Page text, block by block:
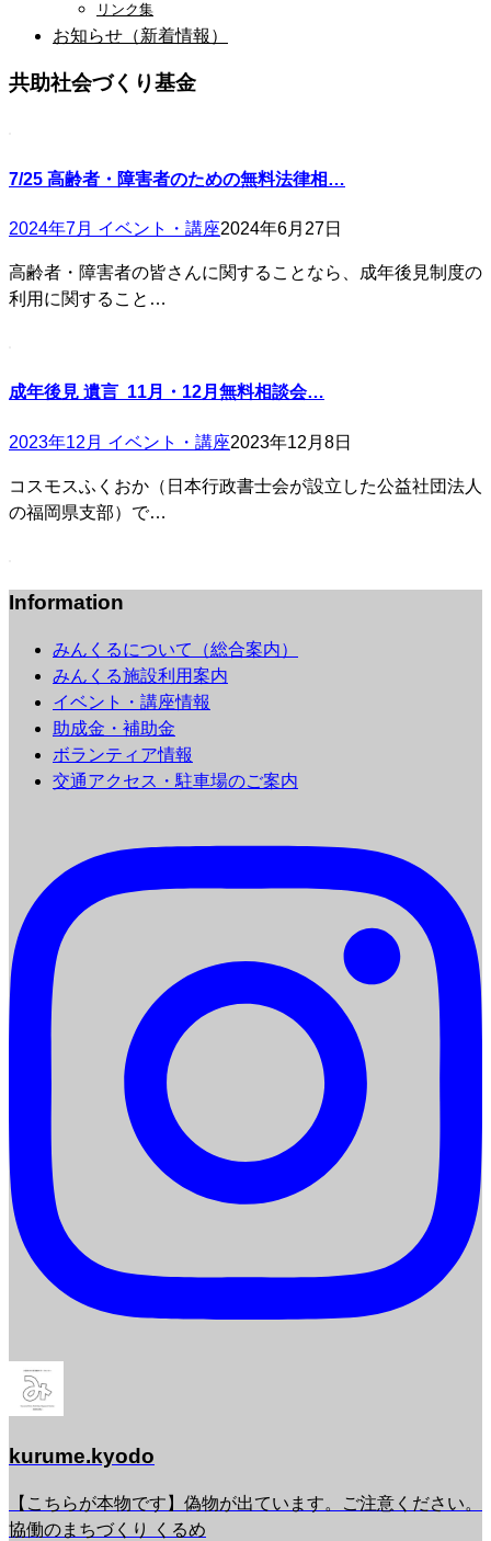
リンク集
お知らせ（新着情報）
共助社会づくり基金
7/25 高齢者・障害者のための無料法律相…
2024年7月 イベント・講座2024年6月27日
高齢者・障害者の皆さんに関することなら、成年後見制度の
利用に関すること…
成年後見 遺言 11月・12月無料相談会…
2023年12月 イベント・講座2023年12月8日
コスモスふくおか（日本行政書士会が設立した公益社団法人
の福岡県支部）で…
Information
みんくるについて（総合案内）
みんくる施設利用案内
イベント・講座情報
助成金・補助金
ボランティア情報
交通アクセス・駐車場のご案内
kurume.kyodo
【こちらが本物です】偽物が出ています。ご注意ください。
協働のまちづくり くるめ